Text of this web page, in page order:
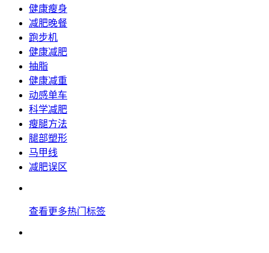
健康瘦身
减肥晚餐
跑步机
健康减肥
抽脂
健康减重
动感单车
科学减肥
瘦腿方法
腿部塑形
马甲线
减肥误区
查看更多热门标签